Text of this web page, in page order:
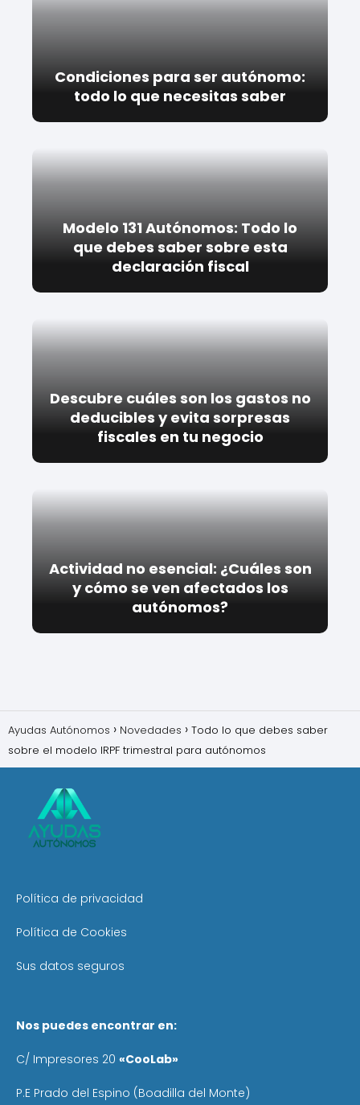
Condiciones para ser autónomo:
todo lo que necesitas saber
Modelo 131 Autónomos: Todo lo
que debes saber sobre esta
declaración fiscal
Descubre cuáles son los gastos no
deducibles y evita sorpresas
fiscales en tu negocio
Actividad no esencial: ¿Cuáles son
y cómo se ven afectados los
autónomos?
Ayudas Autónomos Novedades
Todo lo que debes saber
sobre el modelo IRPF trimestral para autónomos
Política de privacidad
Política de Cookies
Sus datos seguros
Nos puedes encontrar en:
C/ Impresores 20 «CooLab»
P.E Prado del Espino (Boadilla del Monte)